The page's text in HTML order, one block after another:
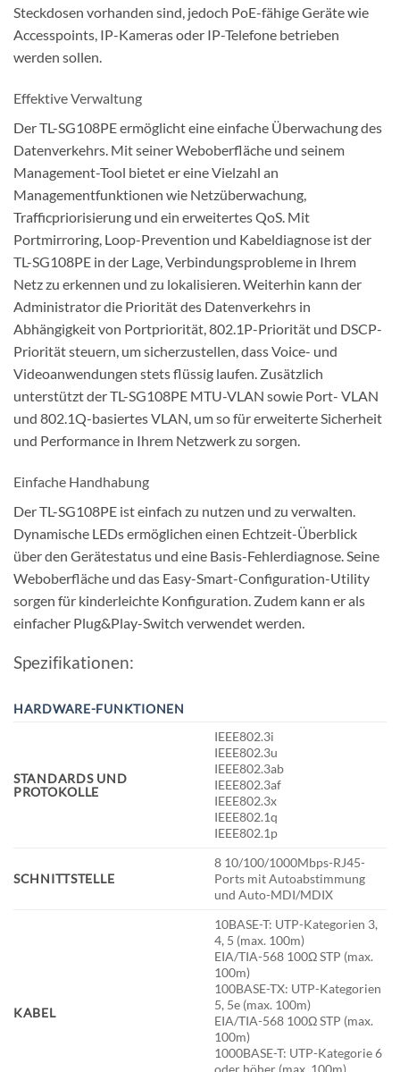
Steckdosen vorhanden sind, jedoch PoE-fähige Geräte wie
Accesspoints, IP-Kameras oder IP-Telefone betrieben
werden sollen.
Effektive Verwaltung
Der TL-SG108PE ermöglicht eine einfache Überwachung des
Datenverkehrs. Mit seiner Weboberfläche und seinem
Management-Tool bietet er eine Vielzahl an
Managementfunktionen wie Netzüberwachung,
Trafficpriorisierung und ein erweitertes QoS. Mit
Portmirroring, Loop-Prevention und Kabeldiagnose ist der
TL-SG108PE in der Lage, Verbindungsprobleme in Ihrem
Netz zu erkennen und zu lokalisieren. Weiterhin kann der
Administrator die Priorität des Datenverkehrs in
Abhängigkeit von Portpriorität, 802.1P-Priorität und DSCP-
Priorität steuern, um sicherzustellen, dass Voice- und
Videoanwendungen stets flüssig laufen. Zusätzlich
unterstützt der TL-SG108PE MTU-VLAN sowie Port- VLAN
und 802.1Q-basiertes VLAN, um so für erweiterte Sicherheit
und Performance in Ihrem Netzwerk zu sorgen.
Einfache Handhabung
Der TL-SG108PE ist einfach zu nutzen und zu verwalten.
Dynamische LEDs ermöglichen einen Echtzeit-Überblick
über den Gerätestatus und eine Basis-Fehlerdiagnose. Seine
Weboberfläche und das Easy-Smart-Configuration-Utility
sorgen für kinderleichte Konfiguration. Zudem kann er als
einfacher Plug&Play-Switch verwendet werden.
Spezifikationen:
HARDWARE-FUNKTIONEN
STANDARDS UND
PROTOKOLLE
IEEE802.3i
IEEE802.3u
IEEE802.3ab
IEEE802.3af
IEEE802.3x
IEEE802.1q
IEEE802.1p
SCHNITTSTELLE
8 10/100/1000Mbps-RJ45-
Ports mit Autoabstimmung
und Auto-MDI/MDIX
KABEL
10BASE-T: UTP-Kategorien 3,
4, 5 (max. 100m)
EIA/TIA-568 100Ω STP (max.
100m)
100BASE-TX: UTP-Kategorien
5, 5e (max. 100m)
EIA/TIA-568 100Ω STP (max.
100m)
1000BASE-T: UTP-Kategorie 6
oder höher (max. 100m)